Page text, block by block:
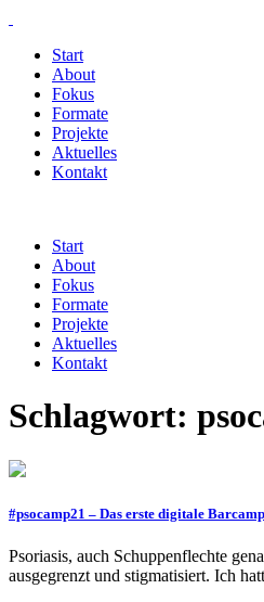
Start
About
Fokus
Formate
Projekte
Aktuelles
Kontakt
Start
About
Fokus
Formate
Projekte
Aktuelles
Kontakt
Schlagwort:
#psocamp21 – Das erste digitale
Psoriasis, auch Schuppenflechte
ausgegrenzt und stigmatisiert. Ich